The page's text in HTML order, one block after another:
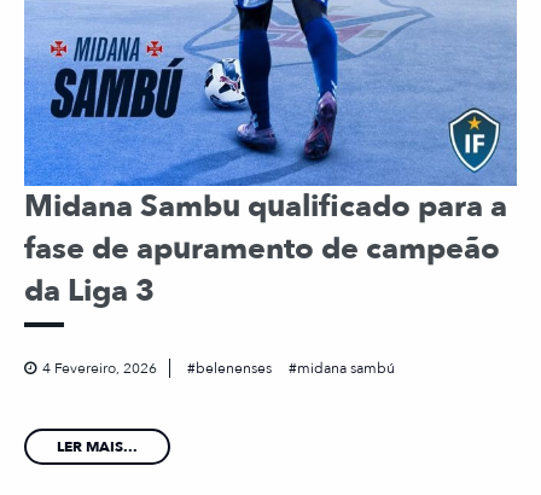
Midana Sambu qualificado para a
fase de apuramento de campeão
da Liga 3
4 Fevereiro, 2026 belenenses midana sambú
LER MAIS...